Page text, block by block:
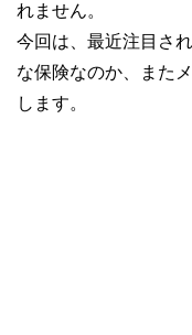
れません。
今回は、最近注目さ
な保険なのか、また
します。